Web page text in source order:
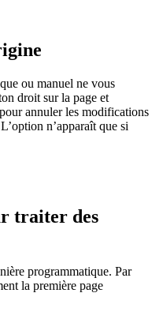
ou manuel ne vous
droit sur la page et
pour annuler les modifications
n’apparaît que si
traiter des
programmatique. Par
la première page